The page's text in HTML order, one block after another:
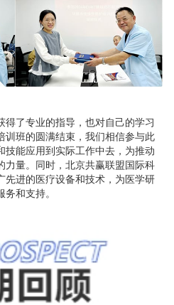
得了专业的指导，也对自己的学习
训班的圆满结束，我们相信参与此
技能应用到实际工作中去，为推动
力量。同时，北京共赢联盟国际科
先进的医疗设备和技术，为医学研
和支持。